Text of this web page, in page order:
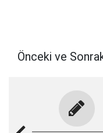
Önceki ve